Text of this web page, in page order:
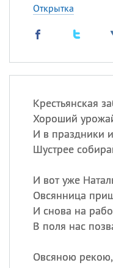
Открытка
Крестьянская
Хороший
И в праздники
Шустрее
И вот уже
Овсянница
И снова на
В поля нас
Овсяною рекою,